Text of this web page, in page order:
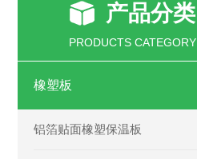
产品分类
PRODUCTS CATEGORY
橡塑板
铝箔贴面橡塑保温板